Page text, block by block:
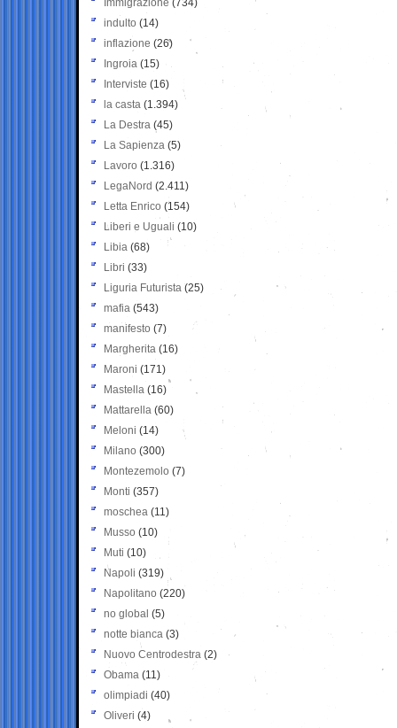
Immigrazione (734)
indulto (14)
inflazione (26)
Ingroia (15)
Interviste (16)
la casta (1.394)
La Destra (45)
La Sapienza (5)
Lavoro (1.316)
LegaNord (2.411)
Letta Enrico (154)
Liberi e Uguali (10)
Libia (68)
Libri (33)
Liguria Futurista (25)
mafia (543)
manifesto (7)
Margherita (16)
Maroni (171)
Mastella (16)
Mattarella (60)
Meloni (14)
Milano (300)
Montezemolo (7)
Monti (357)
moschea (11)
Musso (10)
Muti (10)
Napoli (319)
Napolitano (220)
no global (5)
notte bianca (3)
Nuovo Centrodestra (2)
Obama (11)
olimpiadi (40)
Oliveri (4)